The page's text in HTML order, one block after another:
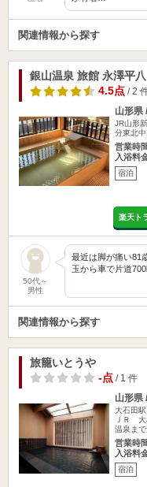
関連情報から探す
銀山温泉 旅館 永澤平八
4.5点/ 2
山形県
JR山形
分東北
営業時
入浴料
宿泊
楽天ト
50代～
男性
最近は脚が痛い81
玉から車で片道
関連情報から探す
旅籠いとうや
-点/ 1 件
山形県
大石田
ＪＲ 大
温泉まで
営業時
入浴料
宿泊